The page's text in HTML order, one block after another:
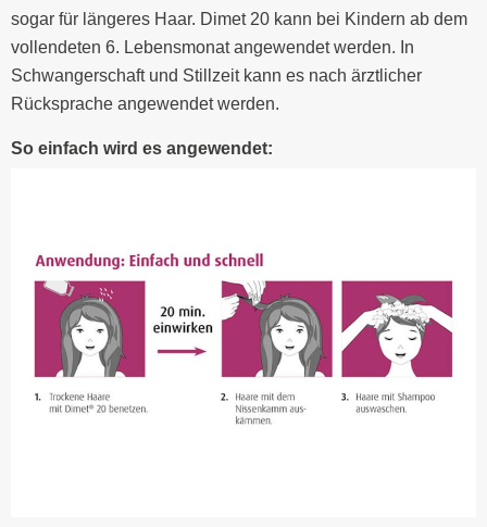
sogar für längeres Haar. Dimet 20 kann bei Kindern ab dem
vollendeten 6. Lebensmonat angewendet werden. In
Schwangerschaft und Stillzeit kann es nach ärztlicher
Rücksprache angewendet werden.
So einfach wird es angewendet: